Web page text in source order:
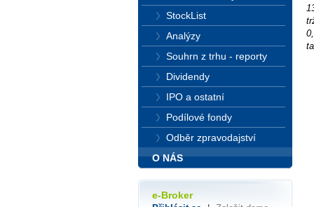
StockList
Analýzy
Souhrn z trhu - reporty
Dividendy
IPO a ostatní
Podílové fondy
Odběr zpravodajství
O NÁS
e-Broker